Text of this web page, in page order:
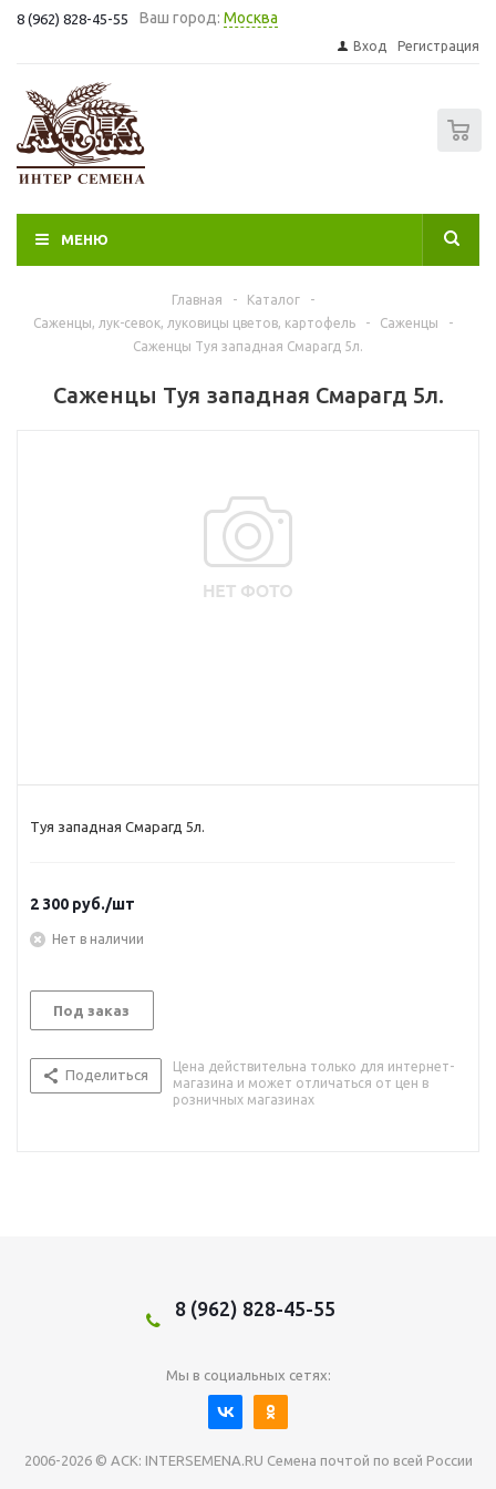
8 (962) 828-45-55 Ваш город: Москва
Вход Регистрация
МЕНЮ
Главная - Каталог
-
Саженцы, лук-севок, луковицы цветов, картофель
- Саженцы
-
Саженцы Туя западная Смарагд 5л.
Саженцы Туя западная Смарагд 5л.
Туя западная Смарагд 5л.
2 300 руб./шт
Нет в наличии
Под заказ
Поделиться
Цена действительна только для интернет-
магазина и может отличаться от цен в
розничных магазинах
8 (962) 828-45-55
Мы в социальных сетях:
2006-2026 © АСК: INTERSEMENA.RU Семена почтой по всей России